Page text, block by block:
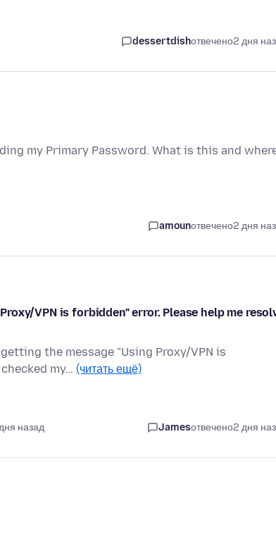
dessertdishотвечено2 дня
my Primary Password. What is this and
amounотвечено2 дня
VPN is forbidden" error. Please help me
the message "Using Proxy/VPN is
my… (читать ещё)
назад Jamesотвечено2 дня